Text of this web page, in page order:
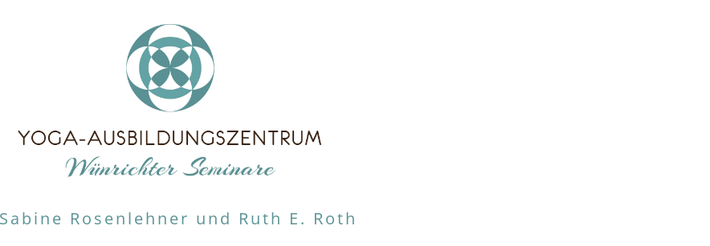
Sabine Rosenlehner und Ruth E. Roth